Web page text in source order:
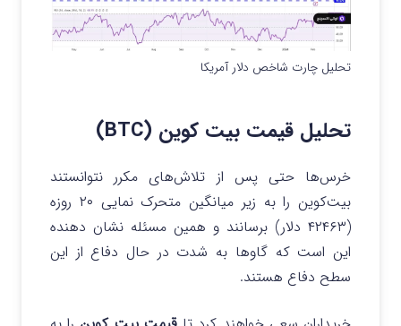
تحلیل چارت شاخص دلار آمریکا
تحلیل قیمت بیت کوین (BTC)
خرس‌ها حتی پس از تلاش‌های مکرر نتوانستند
بیت‌کوین را به زیر میانگین متحرک نمایی ۲۰ روزه
(۴۲۴۶۳ دلار) برسانند و همین مسئله نشان دهنده
این است که گاوها به شدت در حال دفاع از این
سطح دفاع هستند.